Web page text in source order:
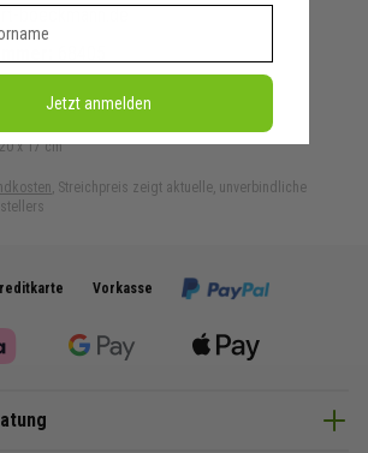
x 17 cm
Streichpreis zeigt aktuelle, unverbindliche
boeckmann.de
Vorkasse
Jetzt anmelden